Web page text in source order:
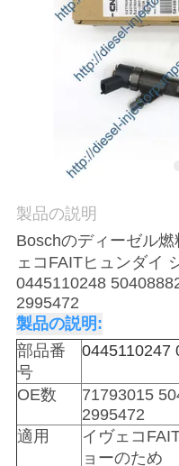
質
管
理
引
金
を
求
製品の説明
Boschのディーゼル
ェコFAITヒュンダイ
0445110248
2995472
製品の説明:
部品番
号
0445110247
OE数
71793015
2995472
適用
イヴェコ
ョーのため